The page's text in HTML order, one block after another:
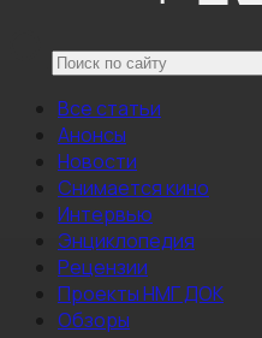
Все статьи
Анонсы
Новости
Снимается кино
Интервью
Энциклопедия
Рецензии
Проекты НМГ ДОК
Обзоры